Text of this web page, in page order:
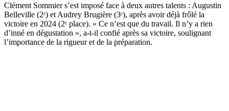
Clément Sommier s’est imposé face à deux autres talents : Augustin
Belleville (2ᵉ) et Audrey Brugière (3ᵉ), après avoir déjà frôlé la
victoire en 2024 (2ᵉ place). « Ce n’est que du travail. Il n’y a rien
d’inné en dégustation », a-t-il confié après sa victoire, soulignant
l’importance de la rigueur et de la préparation.